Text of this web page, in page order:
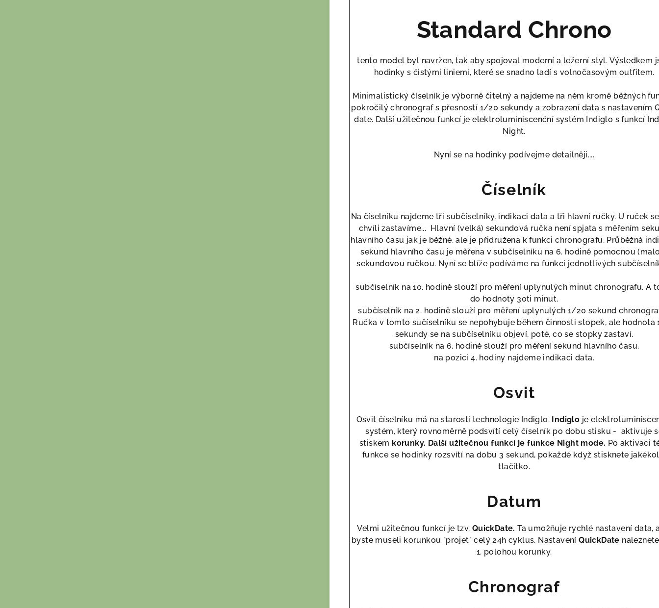
Standard Chrono
tento model byl navržen, tak aby spojoval moderní a ležerní styl. Výsledkem
hodinky s čistými liniemi, které se snadno ladí s volnočasovým outfitem.
Minimalistický číselník je výborně čitelný a najdeme na něm kromě běžných
pokročilý chronograf s přesností 1/20 sekundy a zobrazení data s nastavením
date. Další užitečnou funkcí je elektroluminiscenční systém Indiglo s funkcí
Night.
Nyní se na hodinky podívejme detailněji....
Číselník
Na číselníku najdeme tři subčíselníky, indikaci data a tři hlavní ručky. U ruček
chvíli zastavíme... Hlavní (velká) sekundová ručka není spjata s měřením
hlavního času jak je běžné. ale je přidružena k funkci chronografu. Průběžná
sekund hlavního času je měřena v subčíselníku na 6. hodině pomocnou
sekundovou ručkou. Nyní se blíže podíváme na funkci jednotlivých
subčíselník na 10. hodině slouží pro měření uplynulých minut chronografu. A
do hodnoty 30ti minut.
subčíselník na 2. hodině slouží pro měření uplynulých 1/20 sekund
Ručka v tomto sučíselníku se nepohybuje během činnosti stopek, ale hodnota
sekundy se na subčíselníku objeví, poté, co se stopky zastaví.
subčíselník na 6. hodině slouží pro měření sekund hlavního času.
na pozici 4. hodiny najdeme indikaci data.
Osvit
Osvit číselníku má na starosti technologie Indiglo. Indiglo je
systém, který rovnoměrně podsvítí celý číselník po dobu stisku - aktivuje
stiskem korunky. Další užitečnou funkcí je funkce Night mode. Po aktivaci
funkce se hodinky rozsvítí na dobu 3 sekund, pokaždé když stisknete
tlačítko.
Datum
Velmi užitečnou funkcí je tzv. QuickDate.Ta umožňuje rychlé nastavení data,
byste museli korunkou "projet" celý 24h cyklus. NastaveníQuickDate
1. polohou korunky.
Chronograf